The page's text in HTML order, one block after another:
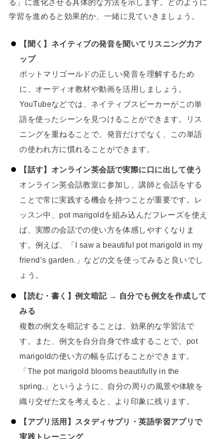
る」に進化させる具体的な方法を示します。どのように
学習を進めると効果的か、一緒に見ていきましょう。
【聞く】ネイティブの発音を聞いてリスニング力ア
ップ
ポットマリゴールドの正しい発音を理解するため
に、オーディオ教材や動画を活用しましょう。
YouTubeなどでは、ネイティブスピーカーがこの単
語を使ったシーンを見つけることができます。リス
ニングを重ねることで、発音だけでなく、この単語
の使われ方に慣れることができます。
【話す】オンライン英会話で実際に口に出して使う
オンライン英会話教室に参加し、講師と会話をする
ことで常に実践する機会を持つことが重要です。レ
ッスン中、pot marigoldを組み込んだフレーズを使え
ば、実際の会話での使い方を体感しやすくなりま
す。例えば、「I saw a beautiful pot marigold in my
friend’s garden.」などの文を使ってみると良いでし
ょう。
【読む・書く】例文暗記 → 自分でも例文を作成して
みる
複数の例文を暗記することは、効果的な学習法で
す。また、例文を自分自身で作成することで、pot
marigoldの使い方の幅を広げることができます。
「The pot marigold blooms beautifully in the
spring.」というように、自分の周りの風景や体験を
織り交ぜた文を考えると、より印象に残ります。
【アプリ活用】スタディサプリ・英語学習アプリで
実践トレーニング